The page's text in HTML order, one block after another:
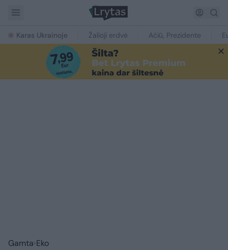
Karas Ukrainoje Žalioji erdvė Ačiū, Prezidente
Gamta Eko